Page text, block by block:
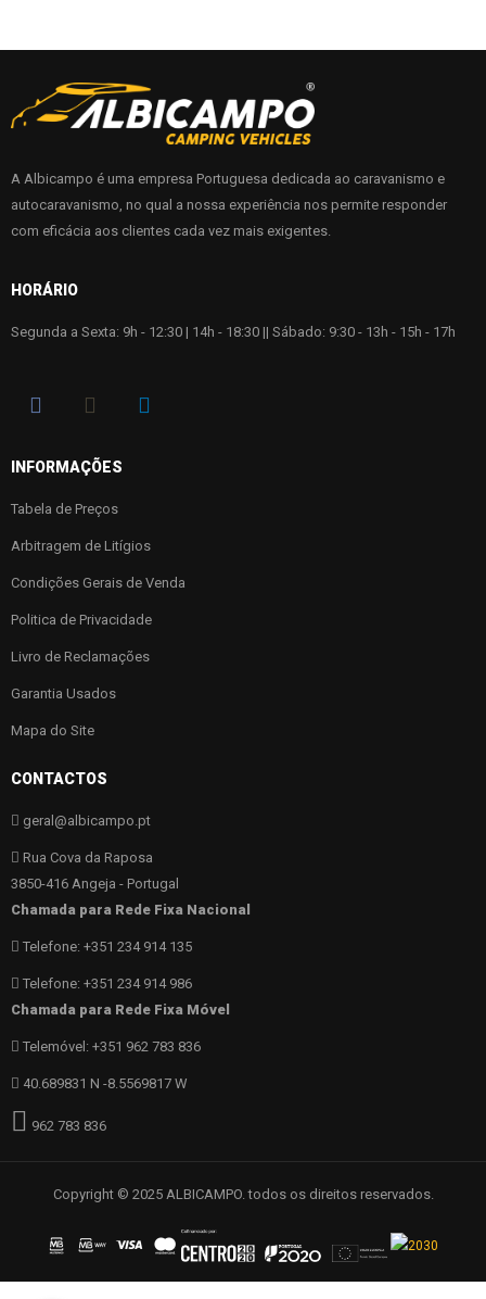
A Albicampo é uma empresa Portuguesa dedicada ao caravanismo e
autocaravanismo, no qual a nossa experiência nos permite responder
com eficácia aos clientes cada vez mais exigentes.
HORÁRIO
Segunda a Sexta: 9h - 12:30 | 14h - 18:30 || Sábado: 9:30 - 13h - 15h - 17h
INFORMAÇÕES
Tabela de Preços
Arbitragem de Litígios
Condições Gerais de Venda
Politica de Privacidade
Livro de Reclamações
Garantia Usados
Mapa do Site
CONTACTOS
geral@albicampo.pt
Rua Cova da Raposa
3850-416 Angeja - Portugal
Chamada para Rede Fixa Nacional
Telefone: +351 234 914 135
Telefone: +351 234 914 986
Chamada para Rede Fixa Móvel
Telemóvel: +351 962 783 836
40.689831 N -8.5569817 W
962 783 836
Copyright © 2025 ALBICAMPO. todos os direitos reservados.